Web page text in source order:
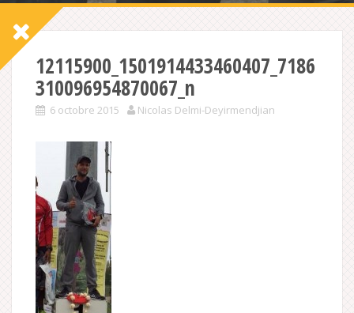
12115900_1501914433460407_7186
310096954870067_n
6 octobre 2015 Nicolas Delmi-Deyirmendjian